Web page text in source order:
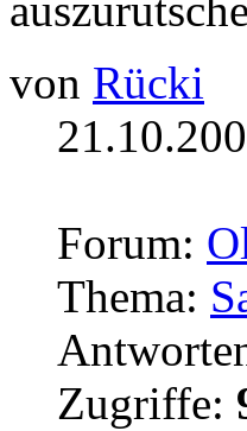
von Rücki
Forum:
Thema:
Zugriffe: